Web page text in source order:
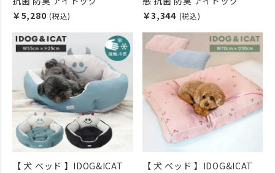
￥5,280 (税込)
￥3,344 (税込)
【 犬 ベッド 】IDOG&ICAT
【 犬 ベッド 】IDOG&ICAT